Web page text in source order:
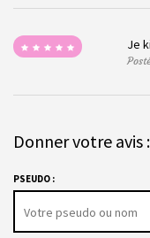
Je
Donner votre avis :
PSEUDO :